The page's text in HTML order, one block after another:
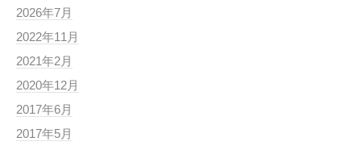
2026年7月
2022年11月
2021年2月
2020年12月
2017年6月
2017年5月